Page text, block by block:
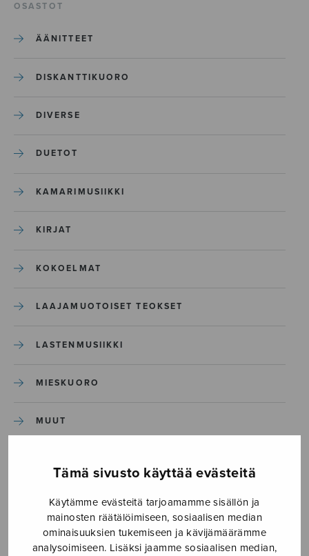
Tämä sivusto käyttää evästeitä
Käytämme evästeitä tarjoamamme sisällön ja
mainosten räätälöimiseen, sosiaalisen median
ominaisuuksien tukemiseen ja kävijämäärämme
analysoimiseen. Lisäksi jaamme sosiaalisen median,
OSASTOT
ÄÄNITTEET
DISKANTTIKUORO
DIVERSE
DUETOT
KAMARIMUSIIKKI
KIRJAT
KOKOELMAT
LAAJAMUOTOISET TEOKSET
LASTENMUSIIKKI
MIESKUORO
MUUT
SEKAKUORO
SOITINKOULUT JA OPPAAT